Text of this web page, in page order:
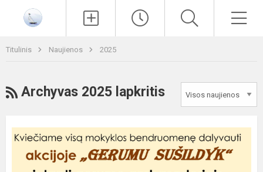
Titulinis Naujienos 2025
RSS
Archyvas 2025 lapkritis
Akcija
"Gerumu
sušildyk